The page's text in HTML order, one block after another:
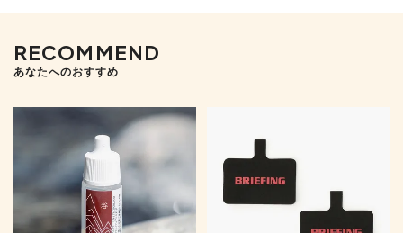
RECOMMEND
あなたへのおすすめ